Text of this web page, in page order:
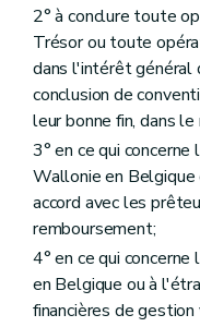
2° à conclure toute
Trésor ou toute
dans l'intérêt général
conclusion de
leur bonne fin, dans
3° en ce qui
Wallonie en Belgique
accord avec les
remboursement;
4° en ce qui
en Belgique ou à
financières de